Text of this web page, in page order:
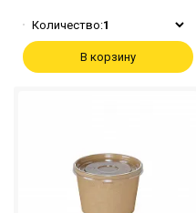
Количество:1
В корзину